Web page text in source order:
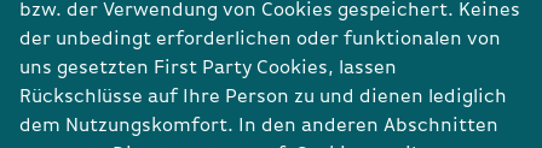
bzw. der Verwendung von Cookies gespeichert. Keines
der unbedingt erforderlichen oder funktionalen von
uns gesetzten First Party Cookies, lassen
Rückschlüsse auf Ihre Person zu und dienen lediglich
dem Nutzungskomfort. In den anderen Abschnitten